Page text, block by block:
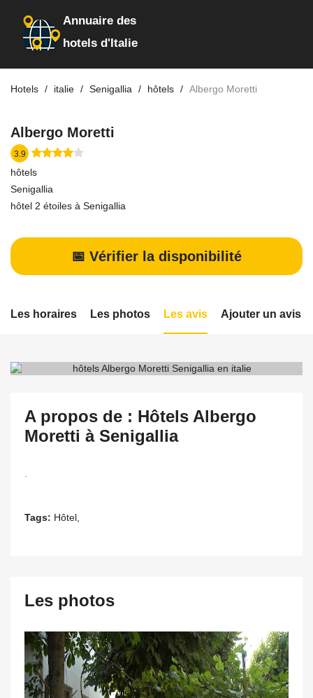
Annuaire des
hotels d'Italie
Hotels italie Senigallia hôtels Albergo Moretti
Albergo Moretti
3.9
hôtels
Senigallia
hôtel 2 étoiles à Senigallia
📅 Vérifier la disponibilité
Les horaires Les photos Les avis Ajouter un avis
A propos de : Hôtels Albergo
Moretti à Senigallia
Tags: Hôtel,
Les photos